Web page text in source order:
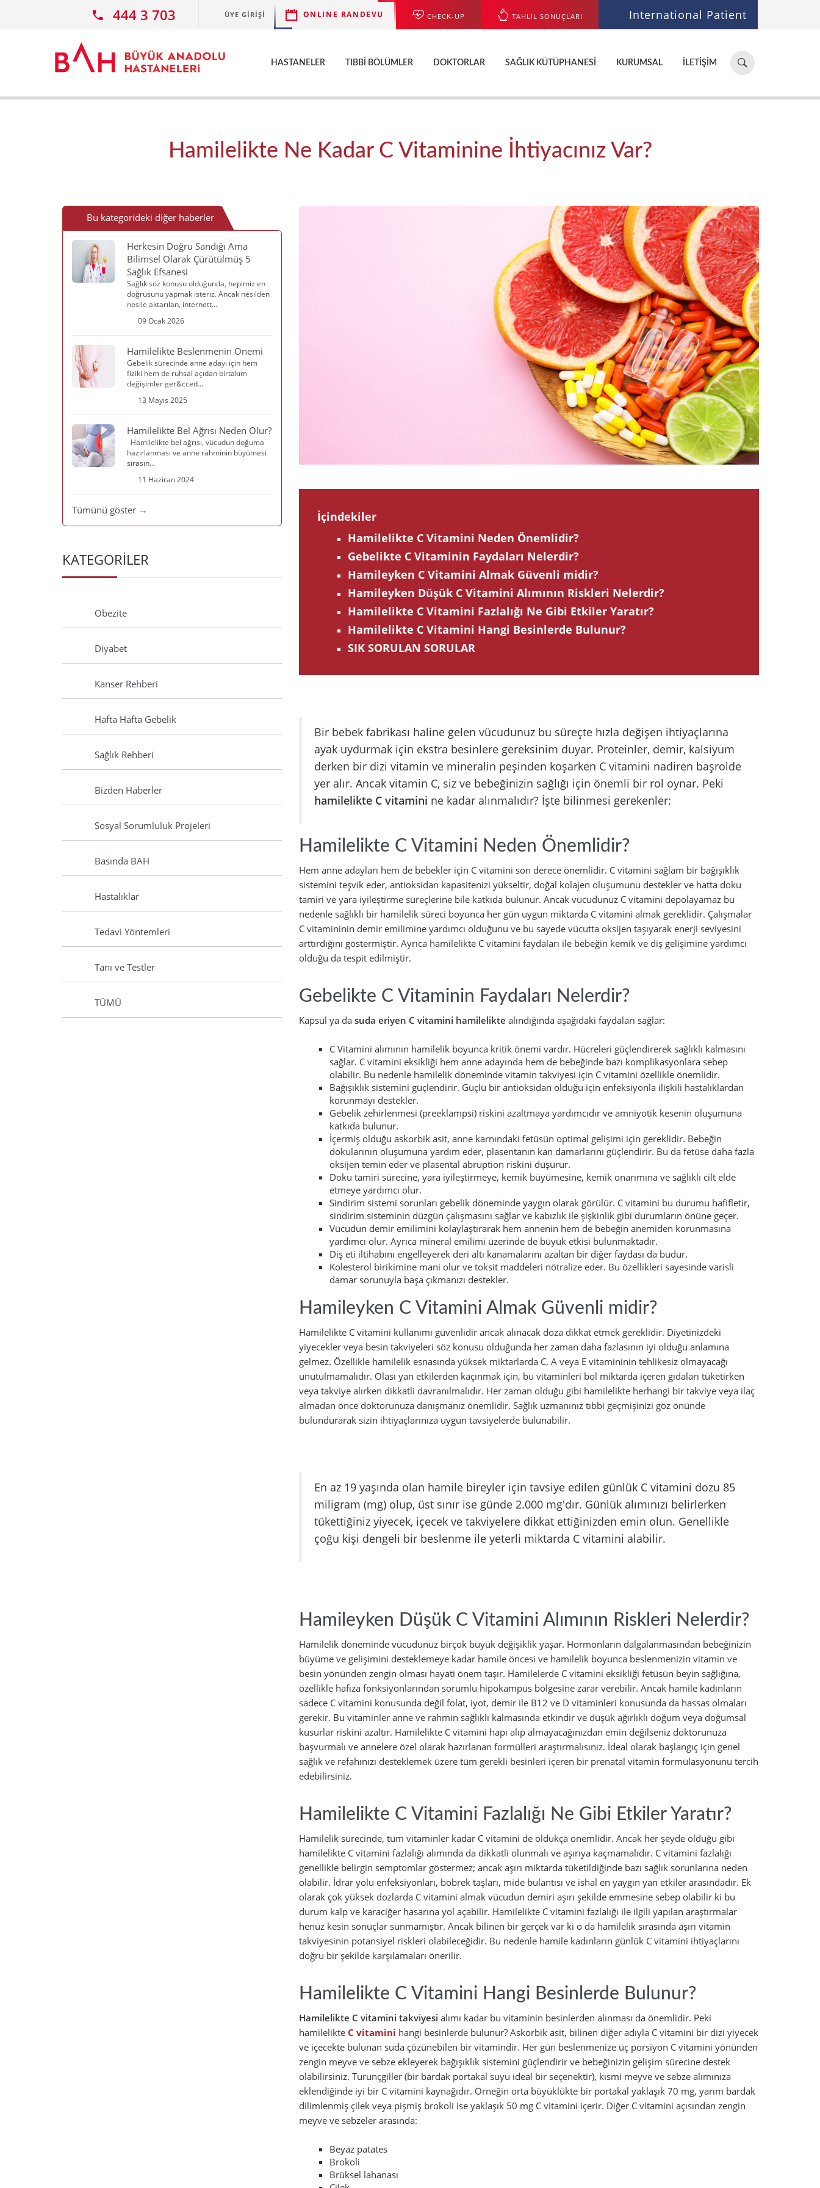
444 3 703 ÜYE GIRIŞI ONLINE RANDEVU CHECK-UP TAHLİL SONUÇLARI International Patient
Hastane,
doktor,
ara...
HASTANELER TIBBI BÖLÜMLER DOKTORLAR SAĞLIK KÜTÜPHANESI KURUMSAL İLETIŞIM
Hamilelikte Ne Kadar C Vitaminine İhtiyacınız Var?
2023
İçindekiler
Hamilelikte C Vitamini Neden Önemlidir?
Gebelikte C Vitaminin Faydaları Nelerdir?
Hamileyken C Vitamini Almak Güvenli midir?
Hamileyken Düşük C Vitamini Alımının Riskleri Nelerdir?
Hamilelikte C Vitamini Fazlalığı Ne Gibi Etkiler Yaratır?
Hamilelikte C Vitamini Hangi Besinlerde Bulunur?
SIK SORULAN SORULAR
Bir bebek fabrikası haline gelen vücudunuz bu süreçte hızla değişen ihtiyaçlarına
ayak uydurmak için ekstra besinlere gereksinim duyar. Proteinler, demir, kalsiyum
derken bir dizi vitamin ve mineralin peşinden koşarken C vitamini nadiren başrolde
yer alır. Ancak vitamin C, siz ve bebeğinizin sağlığı için önemli bir rol oynar. Peki
hamilelikte C vitamini ne kadar alınmalıdır? İşte bilinmesi gerekenler:
Hamilelikte C Vitamini Neden Önemlidir?
Hem anne adayları hem de bebekler için C vitamini son derece önemlidir. C vitamini sağlam bir bağışıklık
sistemini teşvik eder, antioksidan kapasitenizi yükseltir, doğal kolajen oluşumunu destekler ve hatta doku
tamiri ve yara iyileştirme süreçlerine bile katkıda bulunur. Ancak vücudunuz C vitamini depolayamaz bu
nedenle sağlıklı bir hamilelik süreci boyunca her gün uygun miktarda C vitamini almak gereklidir. Çalışmalar
C vitamininin demir emilimine yardımcı olduğunu ve bu sayede vücutta oksijen taşıyarak enerji seviyesini
arttırdığını göstermiştir. Ayrıca hamilelikte C vitamini faydaları ile bebeğin kemik ve diş gelişimine yardımcı
olduğu da tespit edilmiştir.
Gebelikte C Vitaminin Faydaları Nelerdir?
Kapsül ya da suda eriyen C vitamini hamilelikte alındığında aşağıdaki faydaları sağlar:
C Vitamini alımının hamilelik boyunca kritik önemi vardır. Hücreleri güçlendirerek sağlıklı kalmasını
sağlar. C vitamini eksikliği hem anne adayında hem de bebeğinde bazı komplikasyonlara sebep
olabilir. Bu nedenle hamilelik döneminde vitamin takviyesi için C vitamini özellikle önemlidir.
Bağışıklık sistemini güçlendirir. Güçlü bir antioksidan olduğu için enfeksiyonla ilişkili hastalıklardan
korunmayı destekler.
Gebelik zehirlenmesi (preeklampsi) riskini azaltmaya yardımcıdır ve amniyotik kesenin oluşumuna
katkıda bulunur.
İçermiş olduğu askorbik asit, anne karnındaki fetüsün optimal gelişimi için gereklidir. Bebeğin
dokularının oluşumuna yardım eder, plasentanın kan damarlarını güçlendirir. Bu da fetüse daha fazla
oksijen temin eder ve plasental abruption riskini düşürür.
Doku tamiri sürecine, yara iyileştirmeye, kemik büyümesine, kemik onarımına ve sağlıklı cilt elde
etmeye yardımcı olur.
Sindirim sistemi sorunları gebelik döneminde yaygın olarak görülür. C vitamini bu durumu hafifletir,
sindirim sisteminin düzgün çalışmasını sağlar ve kabızlık ile şişkinlik gibi durumların önüne geçer.
Vücudun demir emilimini kolaylaştırarak hem annenin hem de bebeğin anemiden korunmasına
yardımcı olur. Ayrıca mineral emilimi üzerinde de büyük etkisi bulunmaktadır.
Diş eti iltihabını engelleyerek deri altı kanamalarını azaltan bir diğer faydası da budur.
Kolesterol birikimine mani olur ve toksit maddeleri nötralize eder. Bu özellikleri sayesinde varisli
damar sorunuyla başa çıkmanızı destekler.
Hamileyken C Vitamini Almak Güvenli midir?
Hamilelikte C vitamini kullanımı güvenlidir ancak alınacak doza dikkat etmek gereklidir. Diyetinizdeki
yiyecekler veya besin takviyeleri söz konusu olduğunda her zaman daha fazlasının iyi olduğu anlamına
gelmez. Özellikle hamilelik esnasında yüksek miktarlarda C, A veya E vitamininin tehlikesiz olmayacağı
unutulmamalıdır. Olası yan etkilerden kaçınmak için, bu vitaminleri bol miktarda içeren gıdaları tüketirken
veya takviye alırken dikkatli davranılmalıdır. Her zaman olduğu gibi hamilelikte herhangi bir takviye veya ilaç
almadan önce doktorunuza danışmanız önemlidir. Sağlık uzmanınız tıbbi geçmişinizi göz önünde
bulundurarak sizin ihtiyaçlarınıza uygun tavsiyelerde bulunabilir.
En az 19 yaşında olan hamile bireyler için tavsiye edilen günlük C vitamini dozu 85
miligram (mg) olup, üst sınır ise günde 2.000 mg'dır. Günlük alımınızı belirlerken
tükettiğiniz yiyecek, içecek ve takviyelere dikkat ettiğinizden emin olun. Genellikle
çoğu kişi dengeli bir beslenme ile yeterli miktarda C vitamini alabilir.
Hamileyken Düşük C Vitamini Alımının Riskleri Nelerdir?
Hamilelik döneminde vücudunuz birçok büyük değişiklik yaşar. Hormonların dalgalanmasından bebeğinizin
büyüme ve gelişimini desteklemeye kadar hamile öncesi ve hamilelik boyunca beslenmenizin vitamin ve
besin yönünden zengin olması hayati önem taşır. Hamilelerde C vitamini eksikliği fetüsün beyin sağlığına,
özellikle hafıza fonksiyonlarından sorumlu hipokampus bölgesine zarar verebilir. Ancak hamile kadınların
sadece C vitamini konusunda değil folat, iyot, demir ile B12 ve D vitaminleri konusunda da hassas olmaları
gerekir. Bu vitaminler anne ve rahmin sağlıklı kalmasında etkindir ve düşük ağırlıklı doğum veya doğumsal
kusurlar riskini azaltır. Hamilelikte C vitamini hapı alıp almayacağınızdan emin değilseniz doktorunuza
başvurmalı ve annelere özel olarak hazırlanan formülleri araştırmalısınız. İdeal olarak başlangıç için genel
sağlık ve refahınızı desteklemek üzere tüm gerekli besinleri içeren bir prenatal vitamin formülasyonunu tercih
edebilirsiniz.
Hamilelikte C Vitamini Fazlalığı Ne Gibi Etkiler Yaratır?
Hamilelik sürecinde, tüm vitaminler kadar C vitamini de oldukça önemlidir. Ancak her şeyde olduğu gibi
hamilelikte C vitamini fazlalığı alımında da dikkatli olunmalı ve aşırıya kaçmamalıdır. C vitamini fazlalığı
genellikle belirgin semptomlar göstermez; ancak aşırı miktarda tüketildiğinde bazı sağlık sorunlarına neden
olabilir. İdrar yolu enfeksiyonları, böbrek taşları, mide bulantısı ve ishal en yaygın yan etkiler arasındadır. Ek
olarak çok yüksek dozlarda C vitamini almak vücudun demiri aşırı şekilde emmesine sebep olabilir ki bu
durum kalp ve karaciğer hasarına yol açabilir. Hamilelikte C vitamini fazlalığı ile ilgili yapılan araştırmalar
henüz kesin sonuçlar sunmamıştır. Ancak bilinen bir gerçek var ki o da hamilelik sırasında aşırı vitamin
takviyesinin potansiyel riskleri olabileceğidir. Bu nedenle hamile kadınların günlük C vitamini ihtiyaçlarını
doğru bir şekilde karşılamaları önerilir.
Hamilelikte C Vitamini Hangi Besinlerde Bulunur?
Hamilelikte C vitamini takviyesi alımı kadar bu vitaminin besinlerden alınması da önemlidir. Peki
hamilelikte C vitamini hangi besinlerde bulunur? Askorbik asit, bilinen diğer adıyla C vitamini bir dizi yiyecek
ve içecekte bulunan suda çözünebilen bir vitamindir. Her gün beslenmenize üç porsiyon C vitamini yönünden
zengin meyve ve sebze ekleyerek bağışıklık sistemini güçlendirir ve bebeğinizin gelişim sürecine destek
olabilirsiniz. Turunçgiller (bir bardak portakal suyu ideal bir seçenektir), kısmi meyve ve sebze alımınıza
eklendiğinde iyi bir C vitamini kaynağıdır. Örneğin orta büyüklükte bir portakal yaklaşık 70 mg, yarım bardak
dilimlenmiş çilek veya pişmiş brokoli ise yaklaşık 50 mg C vitamini içerir. Diğer C vitamini açısından zengin
meyve ve sebzeler arasında:
Beyaz patates
Brokoli
Brüksel lahanası
Bu kategorideki diğer haberler
Herkesin Doğru Sandığı Ama
Bilimsel Olarak Çürütülmüş 5
Sağlık Efsanesi
Sağlık söz konusu olduğunda, hepimiz en
doğrusunu yapmak isteriz. Ancak nesilden
nesile aktarılan, internett...
09 Ocak 2026
Hamilelikte Beslenmenin Önemi
Gebelik sürecinde anne adayı için hem
fiziki hem de ruhsal açıdan birtakım
değişimler ger&cced...
13 Mayıs 2025
Hamilelikte Bel Ağrısı Neden Olur?
Hamilelikte bel ağrısı, vücudun doğuma
hazırlanması ve anne rahminin büyümesi
sırasın...
11 Haziran 2024
Tümünü göster →
KATEGORİLER
Obezite
Diyabet
Kanser Rehberi
Hafta Hafta Gebelik
Sağlık Rehberi
Bizden Haberler
Sosyal Sorumluluk Projeleri
Basında BAH
Hastalıklar
Tedavi Yöntemleri
Tanı ve Testler
TÜMÜ